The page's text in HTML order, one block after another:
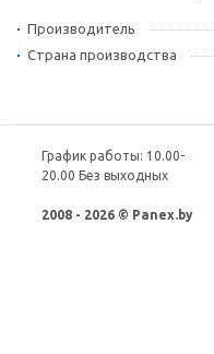
Производитель
Страна производства
График работы: 10.00-
20.00 Без выходных
2008 - 2026 © Panex.by